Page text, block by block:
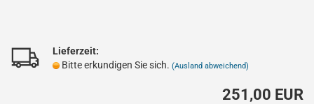
Lieferzeit:
Bitte erkundigen Sie sich. (Ausland abweichend)
251,00 EUR